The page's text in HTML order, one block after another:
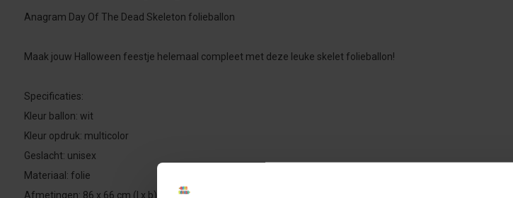
Anagram Day Of The Dead Skeleton folieballon
Maak jouw Halloween feestje helemaal compleet met deze leuke skelet folieballon!
Specificaties:
Kleur ballon: wit
Kleur opdruk: multicolor
Geslacht: unisex
Materiaal: folie
Afmetingen: 86 x 66 cm (l x b)